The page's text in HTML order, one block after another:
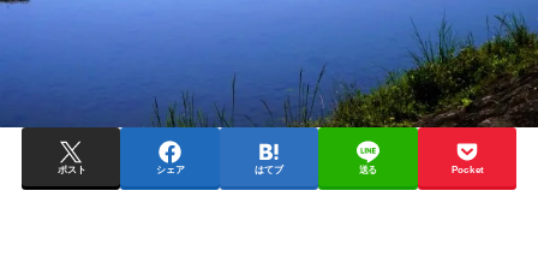
ポスト シェア はてブ 送る Pocket